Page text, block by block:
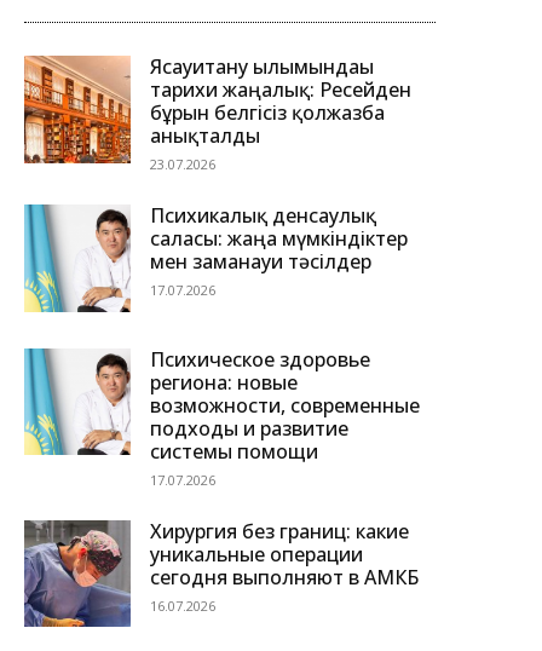
Ясауитану ғылымындағы
тарихи жаңалық: Ресейден
бұрын белгісіз қолжазба
анықталды
23.07.2026
Психикалық денсаулық
саласы: жаңа мүмкіндіктер
мен заманауи тәсілдер
17.07.2026
Психическое здоровье
региона: новые
возможности, современные
подходы и развитие
системы помощи
17.07.2026
Хирургия без границ: какие
уникальные операции
сегодня выполняют в АМКБ
16.07.2026